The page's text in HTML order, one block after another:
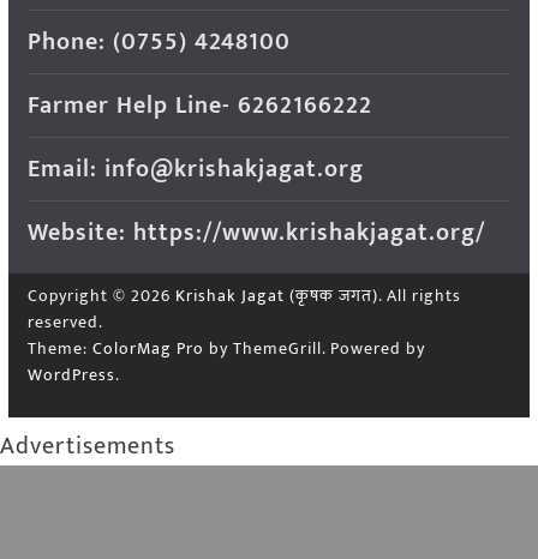
Phone: (0755) 4248100
Farmer Help Line- 6262166222
Email: info@krishakjagat.org
Website: https://www.krishakjagat.org/
Copyright © 2026 Krishak Jagat (कृषक जगत). All rights
reserved.
Theme: ColorMag Pro by ThemeGrill. Powered by
WordPress.
Advertisements